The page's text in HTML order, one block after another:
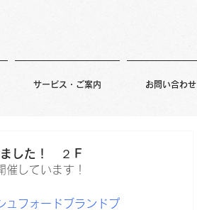
サービス・ご案内 お問い合わせ
した！ ２Ｆ
催しています！
ュフォードブランドプ